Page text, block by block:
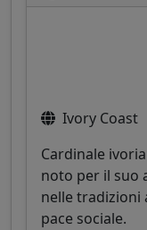
Ivory Coast
Cardinale
noto per il suo
nelle tradizioni
pace sociale.